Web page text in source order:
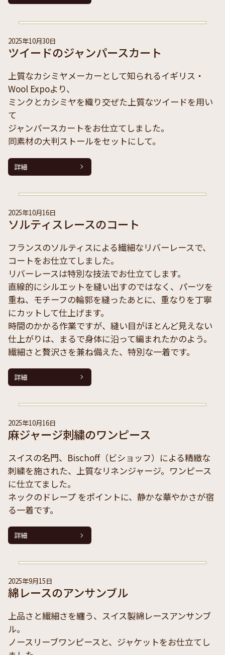
2025年10月30日
ツイードのジャンパースカート
上質なカシミヤメーカーとして知られるイギリス・
Wool Expoより、
ミンクとカシミヤを織り交ぜた上質なツイードを用い
て
ジャンパースカートをお仕立てしました。
同素材の大判ストールをセットにして。
詳細
2025年10月16日
ソルティスレースのコート
フランスのソルティスによる繊細なリバーレースで、
コートをお仕立てしました。
リバーレースは特別な技法でお仕立てします。
直線的にシルエットを縫い出すのではなく、パーツを
重ね、モチーフの輪郭を縫ったあとに、重なりを丁寧
にカットして仕上げます。
時間のかかる作業ですが、縫い目がほとんど見えない
仕上がりは、まるで身体に沿って編まれたかのよう。
繊細さと贅沢さを兼ね備えた、特別な一着です。
詳細
2025年10月16日
麻ジャージ刺繍のワンピース
スイスの名門、Bischoff（ビショッフ）による精緻な
刺繍を施された、上質なリネンジャージ。ワンピース
に仕立てました。
ネックのドレープ をポイントに、静かな華やかさが宿
る一着です。
詳細
2025年9月15日
綿レースのアンサンブル
上品さと繊細さを纏う、スイス製綿レースアンサンブ
ル。
ノースリーブワンピースと、ジャケットをお仕立てし